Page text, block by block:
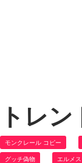
トレ
モンクレール コピー
グッチ偽物 エルメ